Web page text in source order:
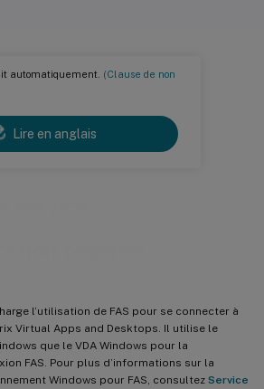
automatiquement. (Clause de non
Lire en anglais
l’utilisation de FAS pour se connecter à
Virtual Apps and Desktops. Il utilise le
que le VDA Windows pour la
FAS. Pour plus d’informations sur la
Windows pour FAS, consultez Service